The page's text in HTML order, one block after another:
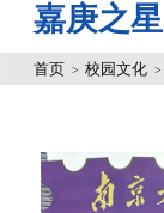
嘉庚之星
首页 > 校园文化 >